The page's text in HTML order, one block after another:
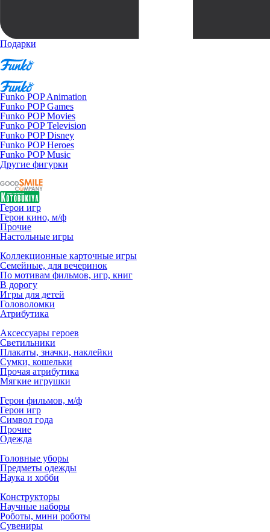
Подарки
Funko POP Animation
Funko POP Games
Funko POP Movies
Funko POP Television
Funko POP Disney
Funko POP Heroes
Funko POP Music
Другие фигурки
Герои игр
Герои кино, м/ф
Прочие
Настольные игры
Коллекционные карточные игры
Семейные, для вечеринок
По мотивам фильмов, игр, книг
В дорогу
Игры для детей
Головоломки
Атрибутика
Аксессуары героев
Светильники
Плакаты, значки, наклейки
Сумки, кошельки
Прочая атрибутика
Мягкие игрушки
Герои фильмов, м/ф
Герои игр
Символ года
Прочие
Одежда
Головные уборы
Предметы одежды
Наука и хобби
Конструкторы
Научные наборы
Роботы, мини роботы
Сувениры